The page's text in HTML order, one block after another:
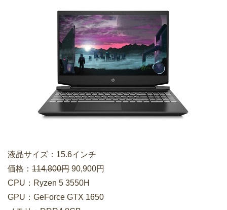
液晶サイズ：15.6インチ
価格： 114,800円 90,900円
CPU：Ryzen 5 3550H
GPU：GeForce GTX 1650